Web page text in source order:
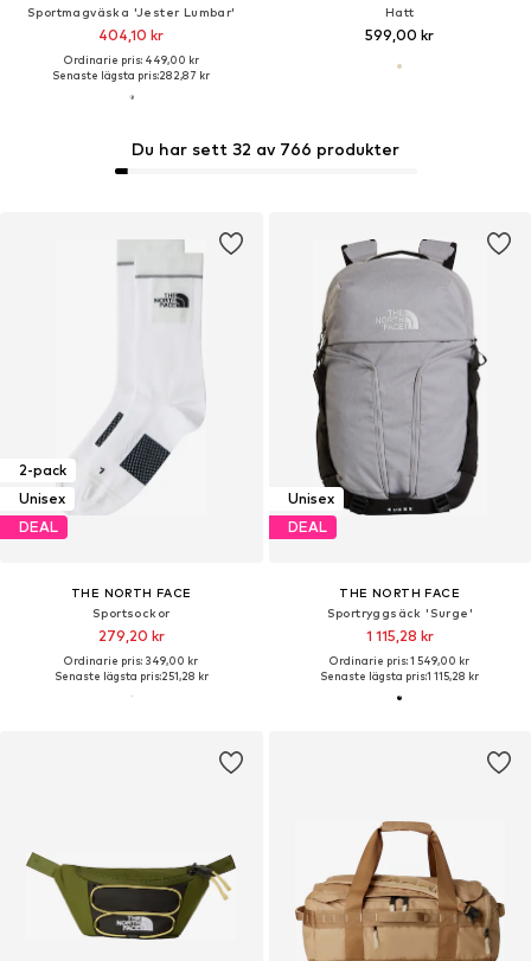
Sportmagväska 'Jester Lumbar'
404,10 kr
Ordinarie pris: 449,00 kr
Senaste lägsta pris:282,87 kr
Hatt
599,00 kr
Du har sett 32 av 766 produkter
2-pack
Unisex
DEAL
THE NORTH FACE
Sportsockor
279,20 kr
Ordinarie pris: 349,00 kr
Senaste lägsta pris:251,28 kr
Unisex
DEAL
THE NORTH FACE
Sportryggsäck 'Surge'
1 115,28 kr
Ordinarie pris: 1 549,00 kr
Senaste lägsta pris:1 115,28 kr